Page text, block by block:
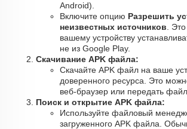
Android).
Включите опцию Разрешить
неизвестных источников .
вашему устройству
не из Google Play.
Скачивание APK файла:
Скачайте APK файл на ваше
доверенного ресурса. Это
веб-браузер или передать файл
Поиск и открытие APK файла:
Используйте файловый
загруженного APK файла.